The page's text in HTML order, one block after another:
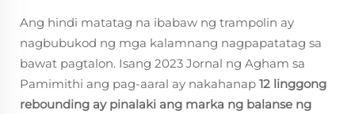
Ang hindi matatag na ibabaw ng trampolin ay
nagbubukod ng mga kalamnang nagpapatatag sa
bawat pagtalon. Isang 2023 Jornal ng Agham sa
Pamimithi ang pag-aaral ay nakahanap 12 linggong
rebounding ay pinalaki ang marka ng balanse ng